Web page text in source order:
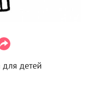
детей